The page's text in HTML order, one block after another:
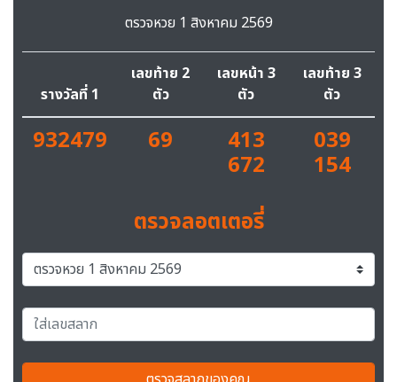
ตรวจหวย 1 สิงหาคม 2569
รางวัลที่ 1
เลขท้าย 2
ตัว
เลขหน้า 3
ตัว
เลขท้าย 3
ตัว
932479 69 413
672
039
154
ตรวจลอตเตอรี่